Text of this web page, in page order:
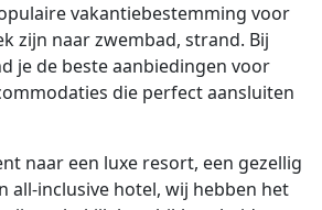
vakantiebestemming voor
zijn naar zwembad, strand. Bij
je de beste aanbiedingen voor
die perfect aansluiten
naar een luxe resort, een gezellig
all-inclusive hotel, wij hebben het